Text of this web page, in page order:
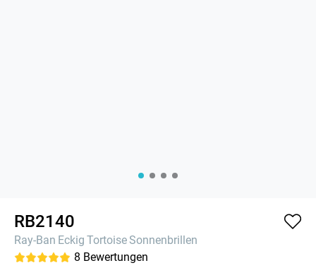
RB2140
Ray-Ban Eckig Tortoise Sonnenbrillen
8 Bewertungen